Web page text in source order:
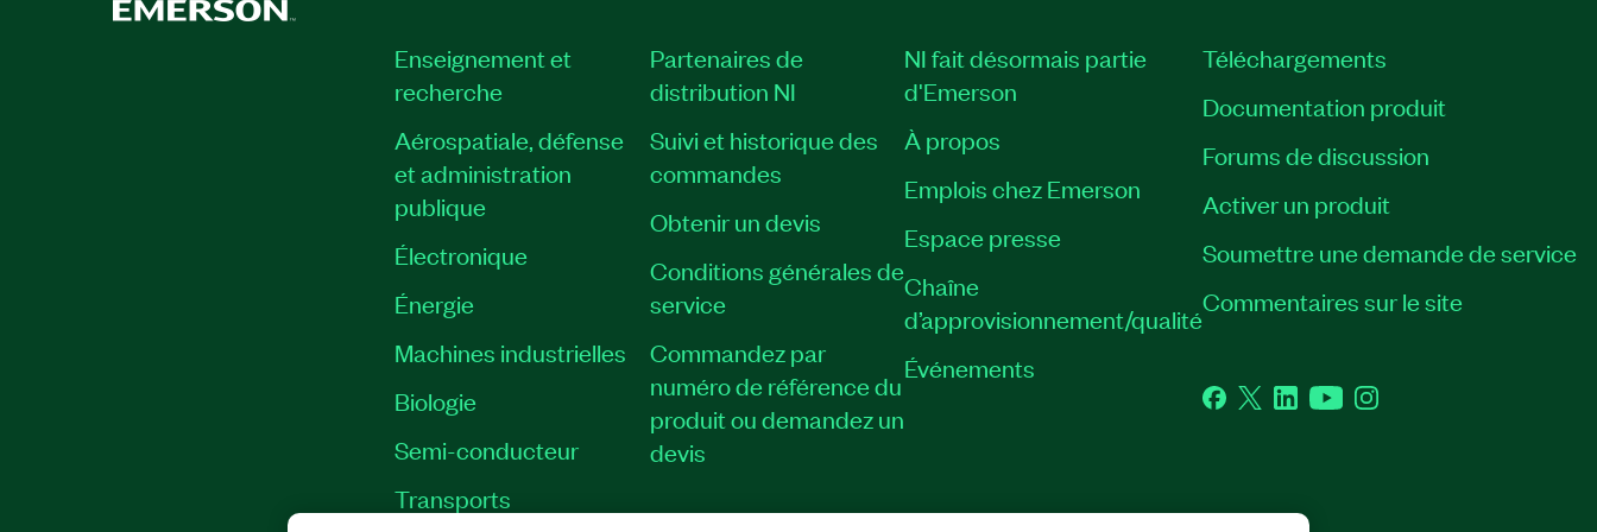
Enseignement et
recherche
Aérospatiale, défense
et administration
publique
Électronique
Énergie​
Machines industrielles
Biologie
Semi-conducteur
Transports
Partenaires de
distribution NI
Suivi et historique des
commandes
Obtenir un devis
Conditions générales de
service
Commandez par
numéro de référence du
produit ou demandez un
devis
NI fait désormais partie
d'Emerson
À propos
Emplois chez Emerson
Espace presse
Chaîne
d’approvisionnement/qualité
Événements
Téléchargements
Documentation produit
Forums de discussion
Activer un produit
Soumettre une demande de service
Commentaires sur le site
Facebook
TwitterLinkedInYouTubeInstagram